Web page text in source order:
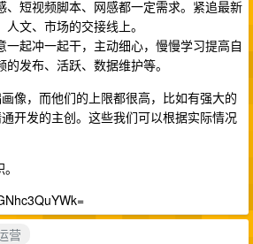
、短视频脚本、网感都一定需求。紧追最新
文、市场的交接线上。
一起冲一起干，主动细心，慢慢学习提高自
发布、活跃、数据维护等。
像，而他们的上限都很高，比如有强大的
开发的主创。这些我们可以根据实际情况
营